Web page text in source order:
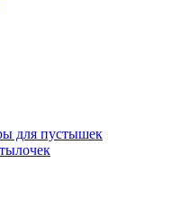
для пустышек